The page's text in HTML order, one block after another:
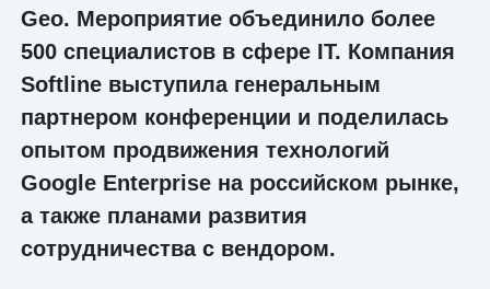
Geo. Мероприятие объединило более
500 специалистов в сфере IТ. Компания
Softline выступила генеральным
партнером конференции и поделилась
опытом продвижения технологий
Google Enterprise на российском рынке,
а также планами развития
сотрудничества с вендором.